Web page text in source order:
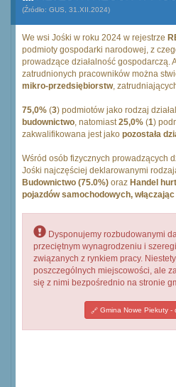
(Źródło: GUS, 31.XII.2024)
We wsi Jośki w roku 2024 w rejestrze
podmioty gospodarki narodowej, z
prowadzące działalność gospodarczą.
zatrudnionych pracowników można
mikro-przedsiębiorstw,
75,0% (3) podmiotów jako rodzaj
budownictwo, natomiast25,0% (1)
zakwalifikowana jest jako pozostała
Wśród osób fizycznych prowadzących
Jośki najczęściej deklarowanymi
Budownictwo (75.0%) oraz Handel
pojazdów samochodowych,
Dysponujemy rozbudowanymi
przeciętnym wynagrodzeniu i
związanych z rynkiem pracy.
poszczególnych miejscowości, ale
się z nimi bezpośrednio na stronie
Gmina Nowe Piekuty -